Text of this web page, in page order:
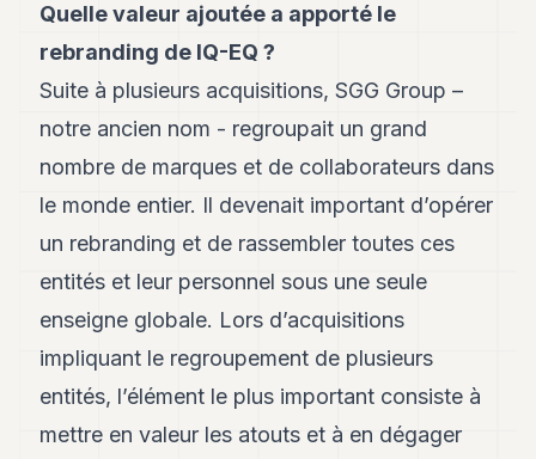
Andy
21
19
Andy
Andy
15
14
Andy
Andy
11
Quelle valeur ajoutée a apporté le
rebranding de IQ-EQ ?
Suite à plusieurs acquisitions, SGG Group –
notre ancien nom - regroupait un grand
nombre de marques et de collaborateurs dans
le monde entier. Il devenait important d’opérer
un rebranding et de rassembler toutes ces
entités et leur personnel sous une seule
enseigne globale. Lors d’acquisitions
impliquant le regroupement de plusieurs
entités, l’élément le plus important consiste à
mettre en valeur les atouts et à en dégager